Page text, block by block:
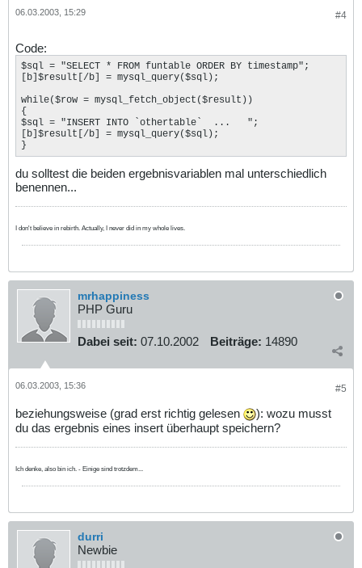
#4
06.03.2003, 15:29
Code:
$sql = "SELECT * FROM funtable ORDER BY timestamp";
[b]$result[/b] = mysql_query($sql);
while($row = mysql_fetch_object($result))
{
$sql = "INSERT INTO `othertable`  ...   ";
[b]$result[/b] = mysql_query($sql);
}
du solltest die beiden ergebnisvariablen mal unterschiedlich
benennen...
I don't believe in rebirth. Actually, I never did in my whole lives.
mrhappiness
PHP Guru
Dabei seit: 07.10.2002 Beiträge: 14890
#5
06.03.2003, 15:36
beziehungsweise (grad erst richtig gelesen
): wozu musst
du das ergebnis eines insert überhaupt speichern?
Ich denke, also bin ich. - Einige sind trotzdem...
durri
Newbie